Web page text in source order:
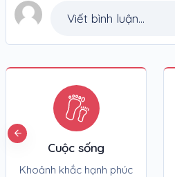
Viết bình luận...
Cuộc sống
Khoảnh khắc hạnh phúc